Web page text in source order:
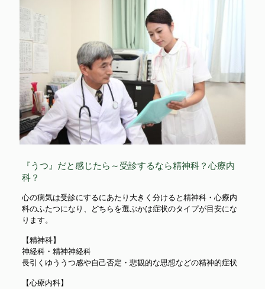
『うつ』だと感じたら～受診するなら精神科？心療内
科？
心の病気は受診にするにあたり大きく分けると精神科・心療内
科のふたつになり、どちらを選ぶかは症状のタイプが目安にな
ります。
【精神科】
神経科・精神神経科
長引くゆううつ感や自己否定・悲観的な思想などの精神的症状
【心療内科】